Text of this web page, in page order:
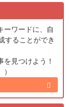
ーワードに、自
することができ
見つけよう！